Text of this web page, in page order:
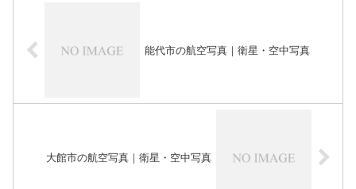
能代市の航空写真｜衛星・空中写真
大館市の航空写真｜衛星・空中写真